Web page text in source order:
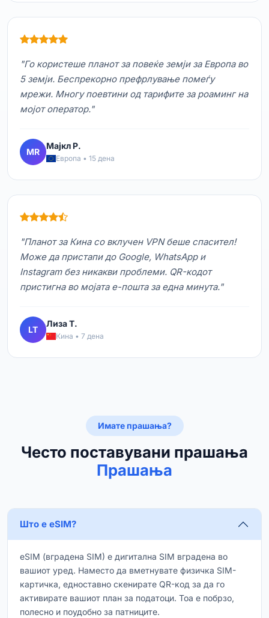
"Го користеше планот за повеќе земји за Европа во
5 земји. Беспрекорно префрлување помеѓу
мрежи. Многу поевтини од тарифите за роаминг на
мојот оператор."
MR
Мајкл Р.
Европа • 15 дена
"Планот за Кина со вклучен VPN беше спасител!
Може да пристапи до Google, WhatsApp и
Instagram без никакви проблеми. QR-кодот
пристигна во мојата е-пошта за една минута."
LT
Лиза Т.
Кина • 7 дена
Имате прашања?
Често поставувани прашања
Прашања
Што е eSIM?
eSIM (вградена SIM) е дигитална SIM вградена во
вашиот уред. Наместо да вметнувате физичка SIM-
картичка, едноставно скенирате QR-код за да го
активирате вашиот план за податоци. Тоа е побрзо,
полесно и поудобно за патниците.